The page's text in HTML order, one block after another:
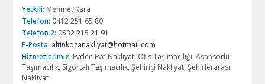
Yetkili: Mehmet Kara
Telefon: 0412 251 65 80
Telefon 2: 0532 215 21 91
E-Posta: altinkozanakliyat@hotmail.com
Hizmetlerimiz: Evden Eve Nakliyat, Ofis Taşımacılığı, Asansörlü
Taşımacılık, Sigortalı Taşımacılık, Şehiriçi Nakliyat, Şehirlerarası
Nakliyat